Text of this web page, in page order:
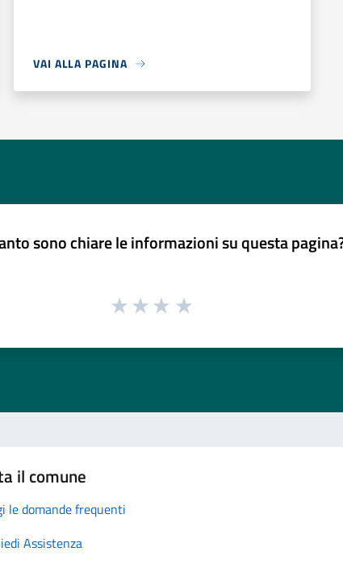
VAI ALLA PAGINA
sono chiare le informazioni su questa
il comune
le domande frequenti
Assistenza